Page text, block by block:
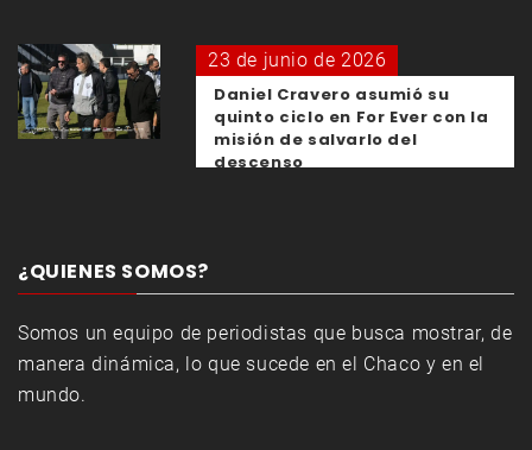
23 de junio de 2026
Daniel Cravero asumió su
quinto ciclo en For Ever con la
misión de salvarlo del
descenso
¿QUIENES SOMOS?
Somos un equipo de periodistas que busca mostrar, de
manera dinámica, lo que sucede en el Chaco y en el
mundo.